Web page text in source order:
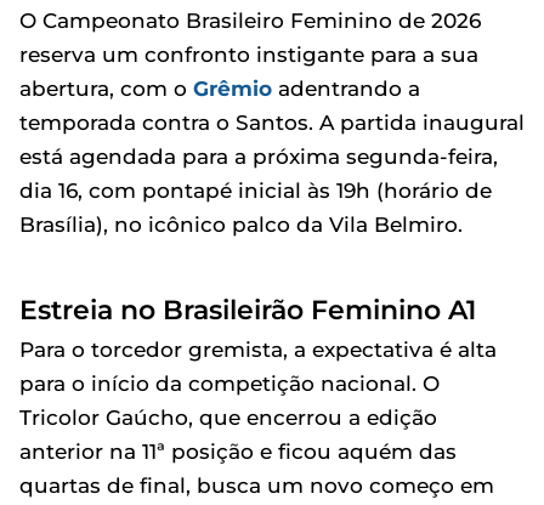
O Campeonato Brasileiro Feminino de 2026
reserva um confronto instigante para a sua
abertura, com o Grêmio adentrando a
temporada contra o Santos. A partida inaugural
está agendada para a próxima segunda-feira,
dia 16, com pontapé inicial às 19h (horário de
Brasília), no icônico palco da Vila Belmiro.
Estreia no Brasileirão Feminino A1
Para o torcedor gremista, a expectativa é alta
para o início da competição nacional. O
Tricolor Gaúcho, que encerrou a edição
anterior na 11ª posição e ficou aquém das
quartas de final, busca um novo começo em